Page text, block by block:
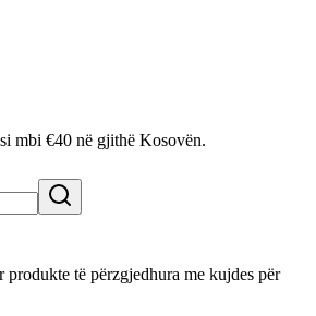
mbi €40 në gjithë Kosovën.
produkte të përzgjedhura me kujdes për